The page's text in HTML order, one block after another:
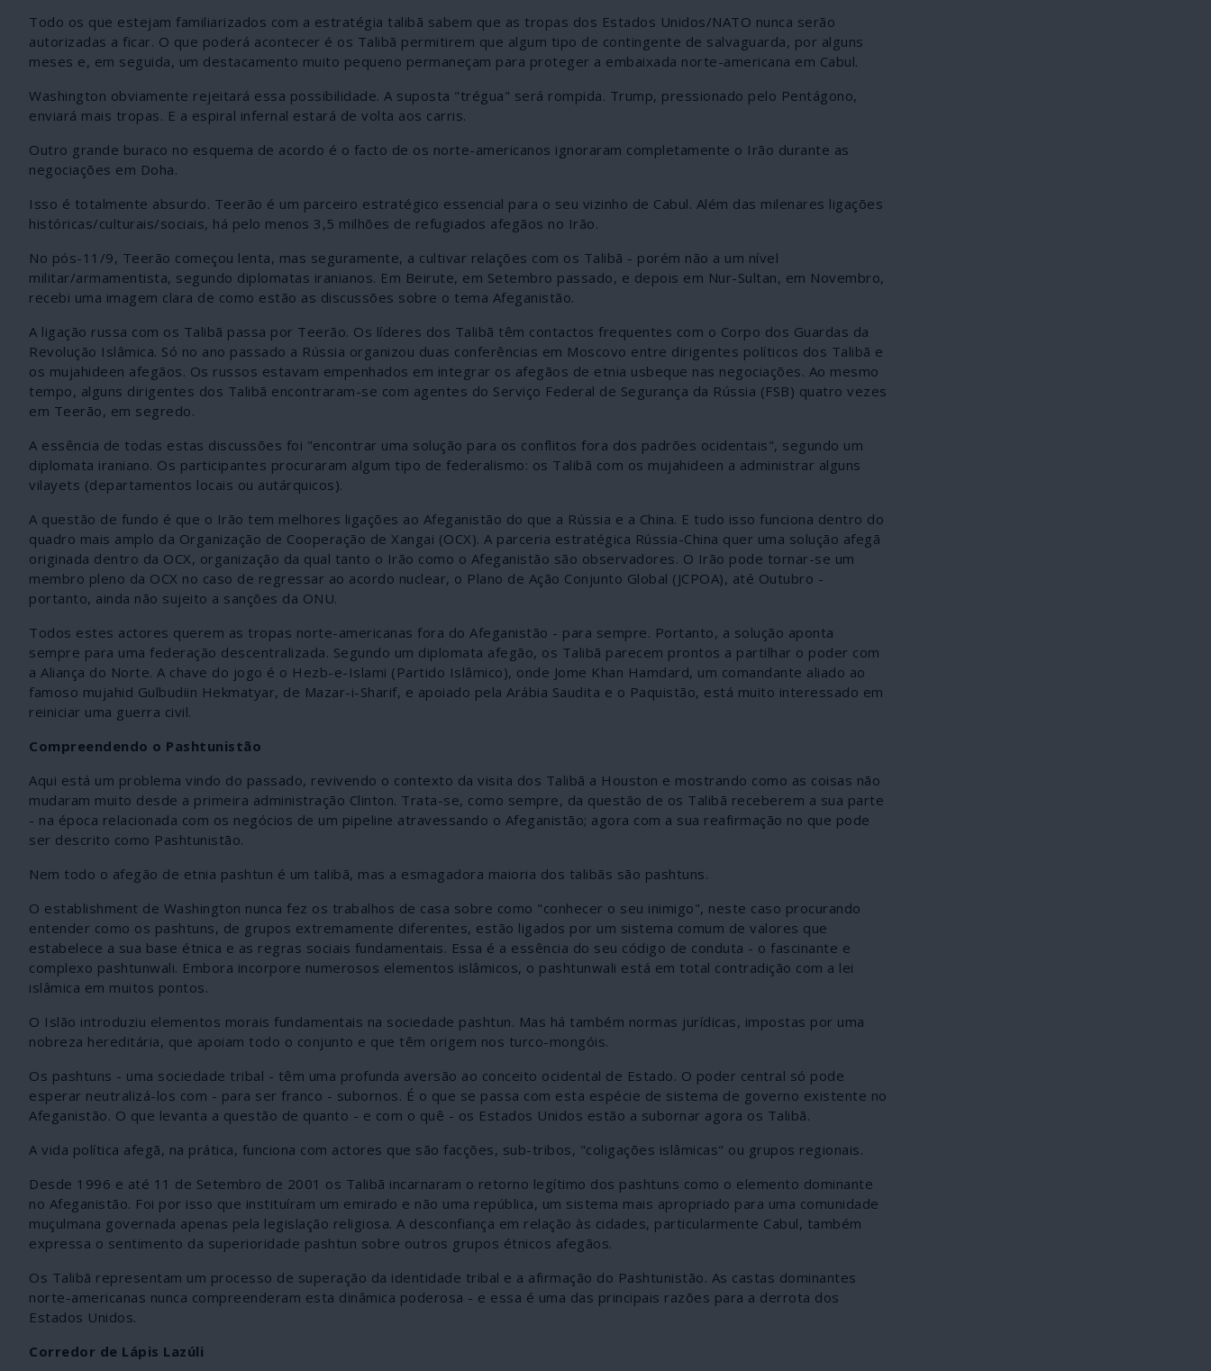
Todo os que estejam familiarizados com a estratégia talibã sabem que as tropas dos Estados Unidos/NATO nunca serão
autorizadas a ficar. O que poderá acontecer é os Talibã permitirem que algum tipo de contingente de salvaguarda, por alguns
meses e, em seguida, um destacamento muito pequeno permaneçam para proteger a embaixada norte-americana em Cabul.
Washington obviamente rejeitará essa possibilidade. A suposta "trégua" será rompida. Trump, pressionado pelo Pentágono,
enviará mais tropas. E a espiral infernal estará de volta aos carris.
Outro grande buraco no esquema de acordo é o facto de os norte-americanos ignoraram completamente o Irão durante as
negociações em Doha.
Isso é totalmente absurdo. Teerão é um parceiro estratégico essencial para o seu vizinho de Cabul. Além das milenares ligações
históricas/culturais/sociais, há pelo menos 3,5 milhões de refugiados afegãos no Irão.
No pós-11/9, Teerão começou lenta, mas seguramente, a cultivar relações com os Talibã - porém não a um nível
militar/armamentista, segundo diplomatas iranianos. Em Beirute, em Setembro passado, e depois em Nur-Sultan, em Novembro,
recebi uma imagem clara de como estão as discussões sobre o tema Afeganistão.
A ligação russa com os Talibã passa por Teerão. Os líderes dos Talibã têm contactos frequentes com o Corpo dos Guardas da
Revolução Islâmica. Só no ano passado a Rússia organizou duas conferências em Moscovo entre dirigentes políticos dos Talibã e
os mujahideen afegãos. Os russos estavam empenhados em integrar os afegãos de etnia usbeque nas negociações. Ao mesmo
tempo, alguns dirigentes dos Talibã encontraram-se com agentes do Serviço Federal de Segurança da Rússia (FSB) quatro vezes
em Teerão, em segredo.
A essência de todas estas discussões foi "encontrar uma solução para os conflitos fora dos padrões ocidentais", segundo um
diplomata iraniano. Os participantes procuraram algum tipo de federalismo: os Talibã com os mujahideen a administrar alguns
vilayets (departamentos locais ou autárquicos).
A questão de fundo é que o Irão tem melhores ligações ao Afeganistão do que a Rússia e a China. E tudo isso funciona dentro do
quadro mais amplo da Organização de Cooperação de Xangai (OCX). A parceria estratégica Rússia-China quer uma solução afegã
originada dentro da OCX, organização da qual tanto o Irão como o Afeganistão são observadores. O Irão pode tornar-se um
membro pleno da OCX no caso de regressar ao acordo nuclear, o Plano de Ação Conjunto Global (JCPOA), até Outubro -
portanto, ainda não sujeito a sanções da ONU.
Todos estes actores querem as tropas norte-americanas fora do Afeganistão - para sempre. Portanto, a solução aponta
sempre para uma federação descentralizada. Segundo um diplomata afegão, os Talibã parecem prontos a partilhar o poder com
a Aliança do Norte. A chave do jogo é o Hezb-e-Islami (Partido Islâmico), onde Jome Khan Hamdard, um comandante aliado ao
famoso mujahid Gulbudiin Hekmatyar, de Mazar-i-Sharif, e apoiado pela Arábia Saudita e o Paquistão, está muito interessado em
reiniciar uma guerra civil.
Compreendendo o Pashtunistão
Aqui está um problema vindo do passado, revivendo o contexto da visita dos Talibã a Houston e mostrando como as coisas não
mudaram muito desde a primeira administração Clinton. Trata-se, como sempre, da questão de os Talibã receberem a sua parte
- na época relacionada com os negócios de um pipeline atravessando o Afeganistão; agora com a sua reafirmação no que pode
ser descrito como Pashtunistão.
Nem todo o afegão de etnia pashtun é um talibã, mas a esmagadora maioria dos talibãs são pashtuns.
O establishment de Washington nunca fez os trabalhos de casa sobre como "conhecer o seu inimigo", neste caso procurando
entender como os pashtuns, de grupos extremamente diferentes, estão ligados por um sistema comum de valores que
estabelece a sua base étnica e as regras sociais fundamentais. Essa é a essência do seu código de conduta - o fascinante e
complexo pashtunwali. Embora incorpore numerosos elementos islâmicos, o pashtunwali está em total contradição com a lei
islâmica em muitos pontos.
O Islão introduziu elementos morais fundamentais na sociedade pashtun. Mas há também normas jurídicas, impostas por uma
nobreza hereditária, que apoiam todo o conjunto e que têm origem nos turco-mongóis.
Os pashtuns - uma sociedade tribal - têm uma profunda aversão ao conceito ocidental de Estado. O poder central só pode
esperar neutralizá-los com - para ser franco - subornos. É o que se passa com esta espécie de sistema de governo existente no
Afeganistão. O que levanta a questão de quanto - e com o quê - os Estados Unidos estão a subornar agora os Talibã.
A vida política afegã, na prática, funciona com actores que são facções, sub-tribos, "coligações islâmicas" ou grupos regionais.
Desde 1996 e até 11 de Setembro de 2001 os Talibã incarnaram o retorno legítimo dos pashtuns como o elemento dominante
no Afeganistão. Foi por isso que instituíram um emirado e não uma república, um sistema mais apropriado para uma comunidade
muçulmana governada apenas pela legislação religiosa. A desconfiança em relação às cidades, particularmente Cabul, também
expressa o sentimento da superioridade pashtun sobre outros grupos étnicos afegãos.
Os Talibã representam um processo de superação da identidade tribal e a afirmação do Pashtunistão. As castas dominantes
norte-americanas nunca compreenderam esta dinâmica poderosa - e essa é uma das principais razões para a derrota dos
Estados Unidos.
Corredor de Lápis Lazúli